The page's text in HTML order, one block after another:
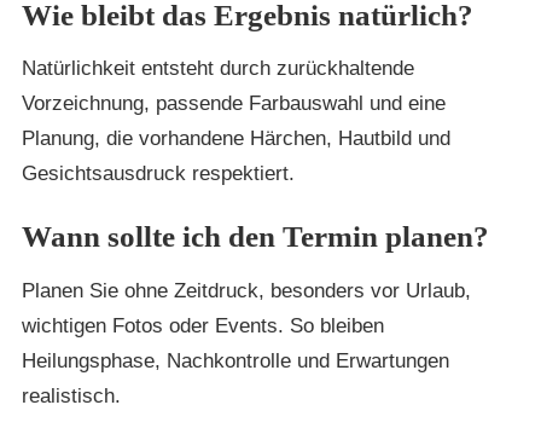
Wie bleibt das Ergebnis natürlich?
Natürlichkeit entsteht durch zurückhaltende
Vorzeichnung, passende Farbauswahl und eine
Planung, die vorhandene Härchen, Hautbild und
Gesichtsausdruck respektiert.
Wann sollte ich den Termin planen?
Planen Sie ohne Zeitdruck, besonders vor Urlaub,
wichtigen Fotos oder Events. So bleiben
Heilungsphase, Nachkontrolle und Erwartungen
realistisch.